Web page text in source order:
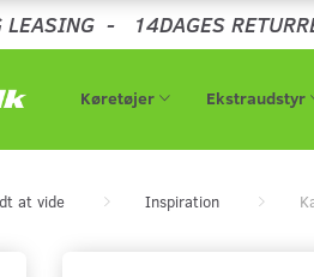
- 14DAGES
Køretøjer Ekstraudstyr
at vide Inspiration